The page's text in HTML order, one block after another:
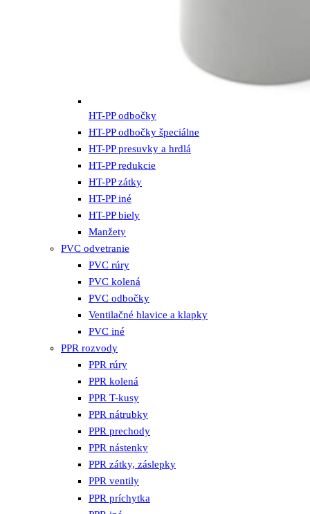
HT-PP odbočky
HT-PP odbočky špeciálne
HT-PP presuvky a hrdlá
HT-PP redukcie
HT-PP zátky
HT-PP iné
HT-PP biely
Manžety
PVC odvetranie
PVC rúry
PVC kolená
PVC odbočky
Ventilačné hlavice a klapky
PVC iné
PPR rozvody
PPR rúry
PPR kolená
PPR T-kusy
PPR nátrubky
PPR prechody
PPR nástenky
PPR zátky, záslepky
PPR ventily
PPR príchytka